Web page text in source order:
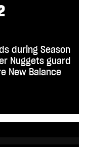
during Season
Nuggets guard
New Balance